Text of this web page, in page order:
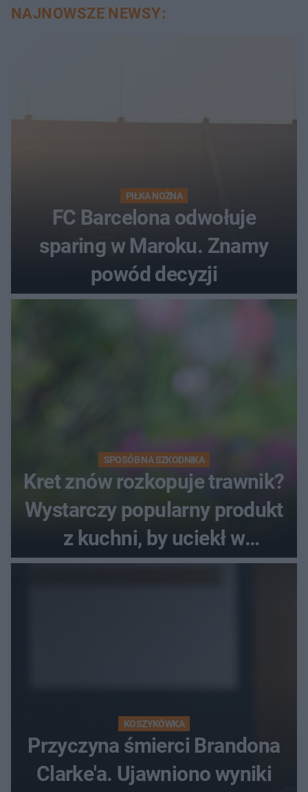
NAJNOWSZE NEWSY:
PIŁKA NOŻNA
FC Barcelona odwołuje
sparing w Maroku. Znamy
powód decyzji
SPOSÓB NA SZKODNIKA
Kret znów rozkopuje trawnik?
Wystarczy popularny produkt
z kuchni, by uciekł w
popłochu
KOSZYKÓWKA
Przyczyna śmierci Brandona
Clarke'a. Ujawniono wyniki